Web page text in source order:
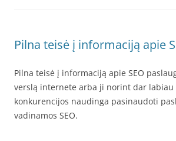
Pilna teisė į informaciją apie
Pilna teisė į informaciją apie SEO
verslą internete arba ji norint dar
konkurencijos naudinga pasinaudoti
vadinamos SEO.